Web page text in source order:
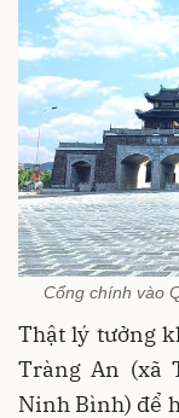
Cổng chính vào
Thật lý tưởng
Tràng An (xã
Ninh Bình) để